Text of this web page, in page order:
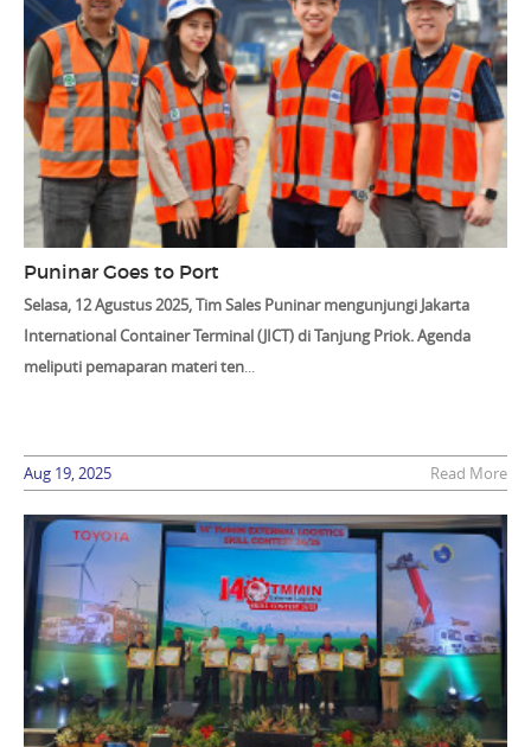
Puninar Goes to Port
Selasa, 12 Agustus 2025, Tim Sales Puninar mengunjungi Jakarta
International Container Terminal (JICT) di Tanjung Priok. Agenda
meliputi pemaparan materi ten...
Aug 19, 2025 Read More